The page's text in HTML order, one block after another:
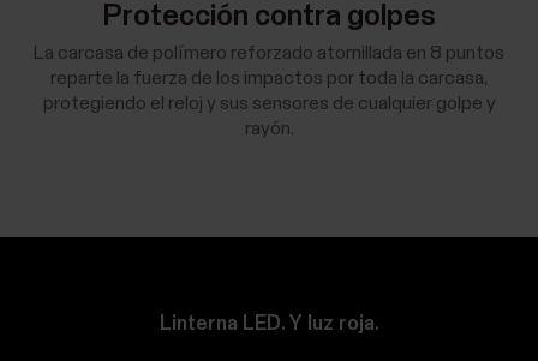
Protección contra golpes
La carcasa de polímero reforzado atornillada en 8 puntos
reparte la fuerza de los impactos por toda la carcasa,
protegiendo el reloj y sus sensores de cualquier golpe y
rayón.
Linterna LED. Y luz roja.